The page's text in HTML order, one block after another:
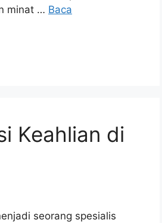
minat … Baca
Keahlian di
seorang spesialis